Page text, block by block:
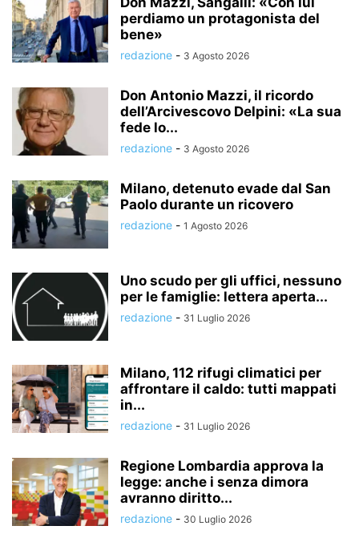
perdiamo un protagonista del
bene»
redazione - 3 Agosto 2026
Don Antonio Mazzi, il ricordo
dell’Arcivescovo Delpini: «La sua
fede lo...
redazione - 3 Agosto 2026
Milano, detenuto evade dal San
Paolo durante un ricovero
redazione - 1 Agosto 2026
Uno scudo per gli uffici, nessuno
per le famiglie: lettera aperta...
redazione - 31 Luglio 2026
Milano, 112 rifugi climatici per
affrontare il caldo: tutti mappati
in...
redazione - 31 Luglio 2026
Regione Lombardia approva la
legge: anche i senza dimora
avranno diritto...
redazione - 30 Luglio 2026